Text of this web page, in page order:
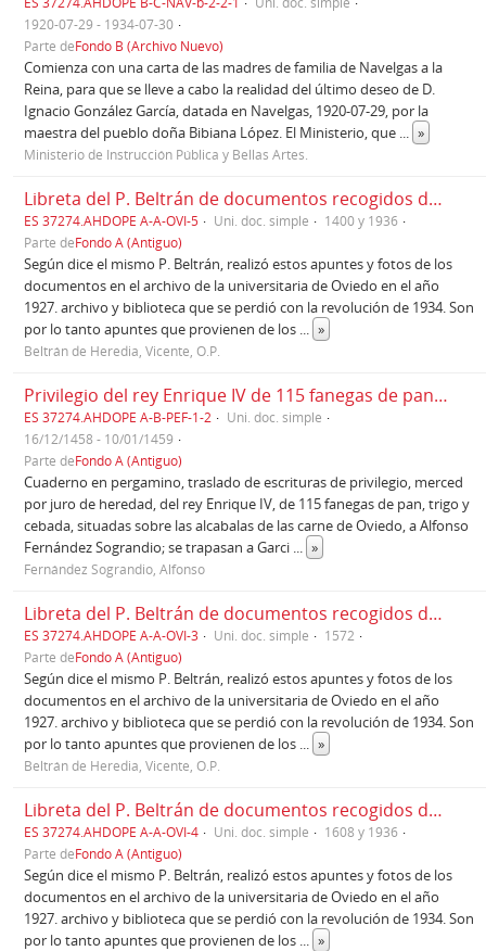
1920-07-29 - 1934-07-30
Parte deFondo B (Archivo Nuevo)
Comienza con una carta de las madres de familia de Navelgas a la
Reina, para que se lleve a cabo la realidad del último deseo de D.
Ignacio González García, datada en Navelgas, 1920-07-29, por la
maestra del pueblo doña Bibiana López. El Ministerio, que ... »
Ministerio de Instrucción Pública y Bellas Artes.
Libreta del P. Beltrán de documentos recogidos de la Biblioteca del Cabildo de la catedral de Oviedo y de la Universidad de Oviedo, Libros de Claustros y legajos varios
ES 37274.AHDOPE A-A-OVI-5 Uni. doc. simple
1400 y 1936
Parte deFondo A (Antiguo)
Según dice el mismo P. Beltrán, realizó estos apuntes y fotos de los
documentos en el archivo de la universitaria de Oviedo en el año
1927. archivo y biblioteca que se perdió con la revolución de 1934. Son
por lo tanto apuntes que provienen de los ... »
Beltrán de Heredia, Vicente, O.P.
Privilegio del rey Enrique IV de 115 fanegas de pan que tenía por juro de heredad don Alfonso Fernández de Sograndio (1458-1459)
ES 37274.AHDOPE A-B-PEF-1-2
Uni. doc. simple
16/12/1458 - 10/01/1459
Parte deFondo A (Antiguo)
Cuaderno en pergamino, traslado de escrituras de privilegio, merced
por juro de heredad, del rey Enrique IV, de 115 fanegas de pan, trigo y
cebada, situadas sobre las alcabalas de las carne de Oviedo, a Alfonso
Fernández Sograndio; se trapasan a Garci ... »
Fernández Sograndio, Alfonso
Libreta del P. Beltrán de documentos recogidos del Archivo de la Universidad de Oviedo.
ES 37274.AHDOPE A-A-OVI-3 Uni. doc. simple
1572
Parte deFondo A (Antiguo)
Según dice el mismo P. Beltrán, realizó estos apuntes y fotos de los
documentos en el archivo de la universitaria de Oviedo en el año
1927. archivo y biblioteca que se perdió con la revolución de 1934. Son
por lo tanto apuntes que provienen de los ... »
Beltrán de Heredia, Vicente, O.P.
Libreta del P. Beltrán de documentos recogidos del Archivo de la Universidad de Oviedo, Libros de Claustros
ES 37274.AHDOPE A-A-OVI-4 Uni. doc. simple
1608 y 1936
Parte deFondo A (Antiguo)
Según dice el mismo P. Beltrán, realizó estos apuntes y fotos de los
documentos en el archivo de la universitaria de Oviedo en el año
1927. archivo y biblioteca que se perdió con la revolución de 1934. Son
por lo tanto apuntes que provienen de los ... »